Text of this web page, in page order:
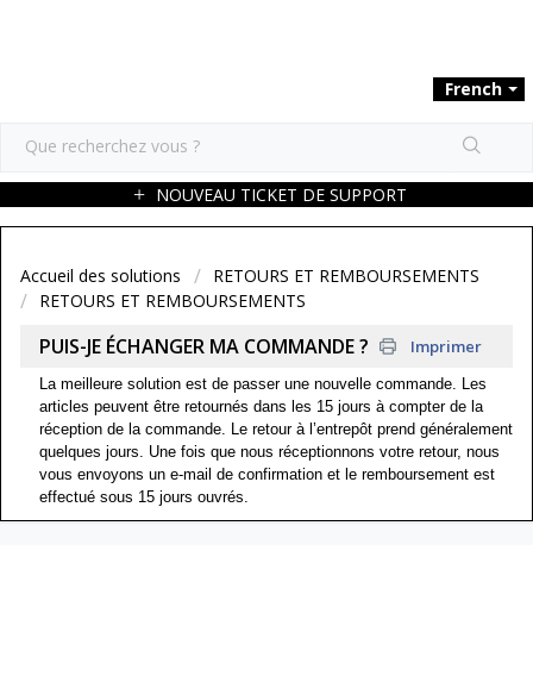
French
NOUVEAU TICKET DE SUPPORT
Accueil des solutions
RETOURS ET REMBOURSEMENTS
RETOURS ET REMBOURSEMENTS
PUIS-JE ÉCHANGER MA COMMANDE ? Imprimer
La meilleure solution est de passer une nouvelle commande. Les
articles peuvent être retournés dans les 15 jours à compter de la
réception de la commande. Le retour à l’entrepôt prend généralement
quelques jours. Une fois que nous réceptionnons votre retour, nous
vous envoyons un e-mail de confirmation et le remboursement est
effectué sous 15 jours ouvrés.